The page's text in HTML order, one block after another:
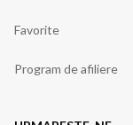
Favorite
Program de afiliere